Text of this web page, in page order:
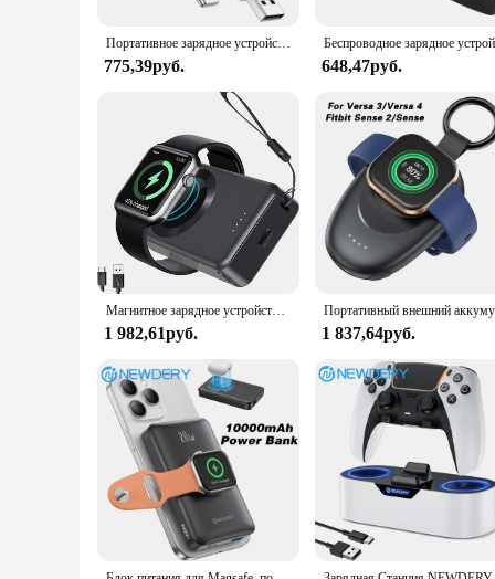
**Efficient and Reliable Charging**
The NewDERY USB Charger for Apple Watch is
Say goodbye to the frustration of slow charging times;
need to get started right away.
**Adaptive to Your Lifestyle**
This charger is not just a tool for charging; it's a statement
professional use. Whether you're an Apple Watch
that it can withstand the rigors of daily use, making it a
Портативное зарядное устройство NEWDERY для Apple Watch Ultra2/1 iWatch 9 8 7 6 5 4 3 2 SE, магнитное Быстрое беспроводное зарядное устройство USB C, дорожное зарядное устройство
775,39руб. 648,47руб.
Магнитное зарядное устройство NEWDERY для Apple Watch Series 9 8 7 6 5 4 3 2 SE Ultra 2, беспроводное зарядное устройство iWatch, 4000 мАч
1 982,61руб.
Портативный
1 837,64руб.